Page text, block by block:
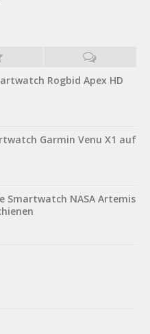
Rogbid Apex HD
Garmin Venu X1 auf
Smartwatch NASA Artemis